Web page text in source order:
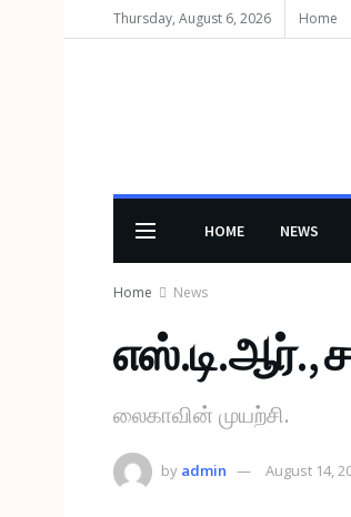
Thursday, August 6, 2026 Home
HOME NEWS
Home News
எஸ்.டி.ஆர்.,
லைகாவின் முயற்சி.
by admin August 14,